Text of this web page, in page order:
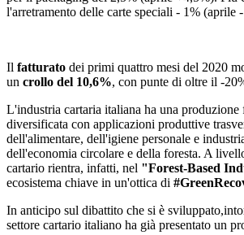
l'arretramento delle carte speciali - 1% (aprile
Il fatturato dei primi quattro mesi del 2020
un crollo del 10,6%, con punte di oltre il -
L'industria cartaria italiana ha una produzione
diversificata con applicazioni produttive
dell'alimentare, dell'igiene personale e
dell'economia circolare e della foresta. A
cartario rientra, infatti, nel "Forest-Based
ecosistema chiave in un'ottica di
In anticipo sul dibattito che si è
settore cartario italiano ha già presentato un